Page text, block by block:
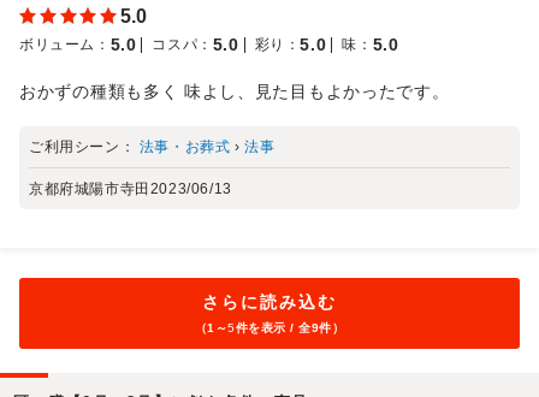
5.0
ボリューム ： 5.0 コスパ ： 5.0 彩り ：5.0 味 ： 5.0
おかずの種類も多く 味よし、見た目もよかったです。
ご利用シーン： 法事・お葬式 ›法事
京都府城陽市寺田 2023/06/13
さらに読み込む
（1～5件を表示 / 全9件）